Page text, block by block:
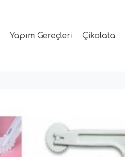
Yapım Gereçleri Çikolata